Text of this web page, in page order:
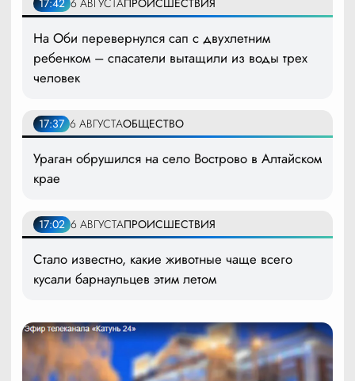
17:42 6 АВГУСТАПРОИСШЕСТВИЯ
На Оби перевернулся сап с двухлетним
ребенком – спасатели вытащили из воды трех
человек
17:37 6 АВГУСТАОБЩЕСТВО
Ураган обрушился на село Вострово в Алтайском
крае
17:02 6 АВГУСТАПРОИСШЕСТВИЯ
Стало известно, какие животные чаще всего
кусали барнаульцев этим летом